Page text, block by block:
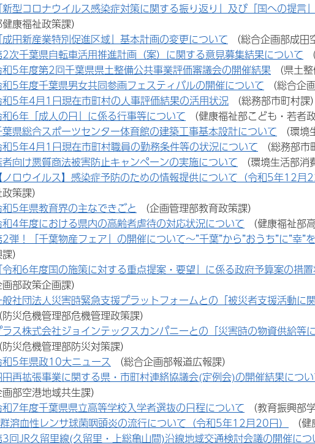
「新型コロナウイルス感染症対策に関する振り返り」及び「国への提言
康福祉政策課）
「成田新産業特別促進区域」基本計画の変更について （総合企画部成田
次千葉県自転車活用推進計画（案）に関する意見募集結果について
5年度第2回千葉県県土整備公共事業評価審議会の開催結果 （県土
5年度千葉県男女共同参画フェスティバルの開催について （総合企
5年4月1日現在市町村の人事評価結果の活用状況 （総務部市町村課）
6年「成人の日」に係る行事等について （健康福祉部こども・若者政
県総合スポーツセンター体育館の建築工事基本設計について （環
5年4月1日現在市町村職員の勤務条件等の状況について （総務部市
向け悪質商法被害防止キャンペーンの実施について （環境生活部消
【ノロウイルス】感染症予防のための情報提供について（令和5年12月
策課）
5年県教育界の主なできごと （企画管理部教育政策課）
4年度における県内の高齢者虐待の対応状況について （健康福祉部
弾！「千葉物産フェア」の開催について～”千葉”から”おうち”に”幸”
）
「令和6年度国の施策に対する重点提案・要望」に係る政府予算案の措置
部政策企画課）
社団法人災害時緊急支援プラットフォームとの「被災者支援活動に
（防災危機管理部危機管理政策課）
ラス株式会社ジョインテックスカンパニーとの「災害時の物資供給等
（防災危機管理部防災対策課）
和5年県政10大ニュース （総合企画部報道広報課）
再拡張事業に関する県・市町村連絡協議会(定例会)の開催結果につ
部空港地域共生課）
7年度千葉県県立高等学校入学者選抜の日程について （教育振興部
溶血性レンサ球菌咽頭炎の流行について（令和5年12月20日）
（
回JR久留里線(久留里・上総亀山間)沿線地域交通検討会議の開催につ